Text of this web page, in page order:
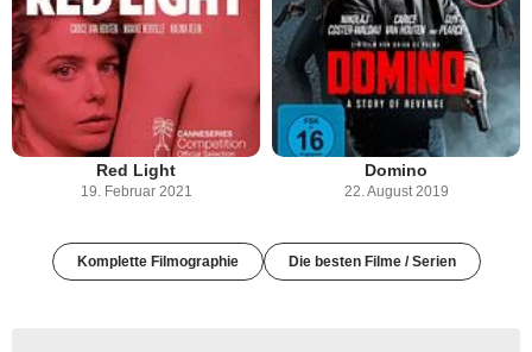
Red Light
19. Februar 2021
Domino
22. August 2019
Komplette Filmographie Die besten Filme / Serien